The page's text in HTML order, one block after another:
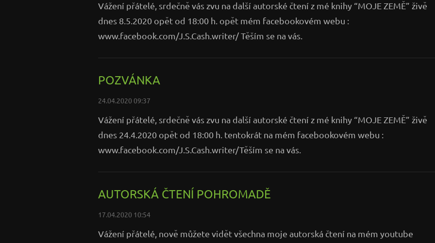
Vážení přátelé, srdečně vás zvu na další autorské čtení z mé knihy “MOJE ZEMĚ” živě
dnes 8.5.2020 opět od 18:00 h. opět mém facebookovém webu :
www.facebook.com/J.S.Cash.writer/ Těším se na vás.
POZVÁNKA
24.04.2020 09:37
Vážení přátelé, srdečně vás zvu na další autorské čtení z mé knihy “MOJE ZEMĚ” živě
dnes 24.4.2020 opět od 18:00 h. tentokrát na mém facebookovém webu :
www.facebook.com/J.S.Cash.writer/Těším se na vás.
AUTORSKÁ ČTENÍ POHROMADĚ
17.04.2020 10:54
Vážení přátelé, nově můžete vidět všechna moje autorská čtení na mém youtube